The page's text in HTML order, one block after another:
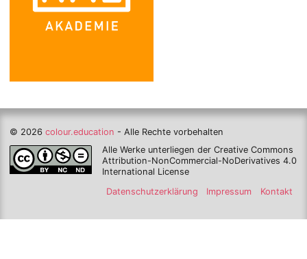
© 2026 colour.education - Alle Rechte vorbehalten
Alle Werke unterliegen der Creative Commons
Attribution-NonCommercial-NoDerivatives 4.0
International License
Datenschutzerklärung
Impressum Kontakt